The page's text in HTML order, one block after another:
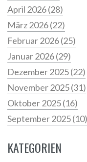
April 2026(28)
März 2026(22)
Februar 2026(25)
Januar 2026(29)
Dezember 2025(22)
November 2025(31)
Oktober 2025(16)
September 2025(10)
KATEGORIEN